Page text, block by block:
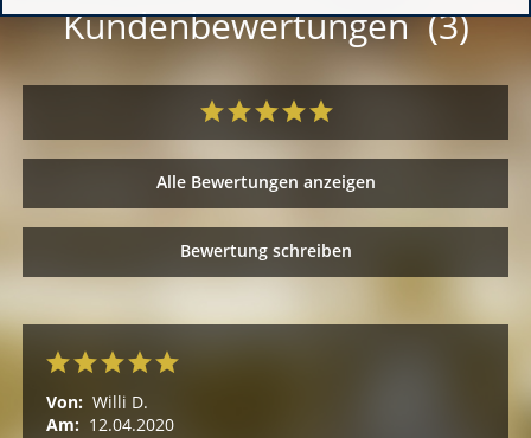
Kundenbewertungen (3)
Alle Bewertungen anzeigen
Bewertung schreiben
Von: Willi D.
Am: 12.04.2020